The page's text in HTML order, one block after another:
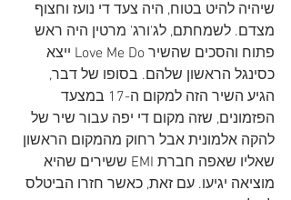
שיהיה להיט בטוח, היה צעד די נועז וחצוף
מצדם. לשמחתם, לג'ורג' מרטין היה ראש
פתוח והסכים שהשיר Love Me Do ייצא
כסינגל הראשון שלהם. בסופו של דבר,
הגיע השיר הזה למקום ה-17 במצעד
הפזמונים, שזה מקום די יפה עבור שיר של
להקה אלמונית אבל רחוק מהמקום הראשון
שאליו שאפה חברת EMI ששירים שהיא
מוציאה יגיעו. עם זאת, כאשר חזרו הביטלס